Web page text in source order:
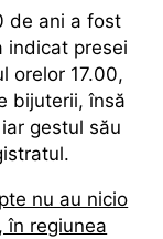
de ani a fost
indicat presei
orelor 17.00,
bijuterii, însă
gestul său
nu au nicio
în regiunea